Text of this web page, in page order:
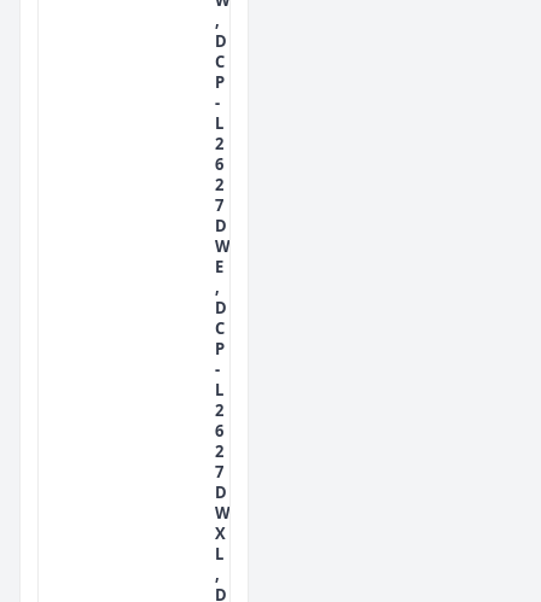
,
D
C
P
-
L
2
6
2
7
D
W
E
,
D
C
P
-
L
2
6
2
7
D
W
X
L
,
D